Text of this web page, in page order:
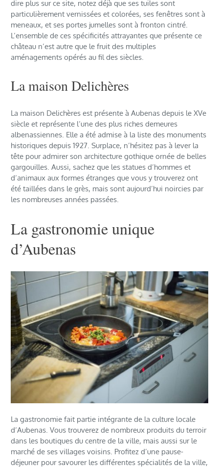
dire plus sur ce site, notez déjà que ses tuiles sont
particulièrement vernissées et colorées, ses fenêtres sont à
meneaux, et ses portes jumelles sont à fronton cintré.
L’ensemble de ces spécificités attrayantes que présente ce
château n’est autre que le fruit des multiples
aménagements opérés au fil des siècles.
La maison Delichères
La maison Delichères est présente à Aubenas depuis le XVe
siècle et représente l’une des plus riches demeures
albenassiennes. Elle a été admise à la liste des monuments
historiques depuis 1927. Surplace, n’hésitez pas à lever la
tête pour admirer son architecture gothique ornée de belles
gargouilles. Aussi, sachez que les statues d’hommes et
d’animaux aux formes étranges que vous y trouverez ont
été taillées dans le grès, mais sont aujourd’hui noircies par
les nombreuses années passées.
La gastronomie unique
d’Aubenas
La gastronomie fait partie intégrante de la culture locale
d’Aubenas. Vous trouverez de nombreux produits du terroir
dans les boutiques du centre de la ville, mais aussi sur le
marché de ses villages voisins. Profitez d’une pause-
déjeuner pour savourer les différentes spécialités de la ville,